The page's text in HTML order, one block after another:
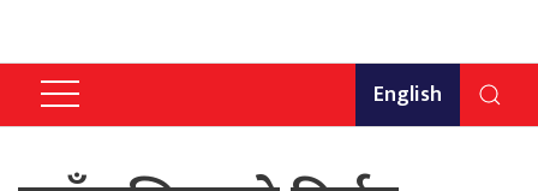
English